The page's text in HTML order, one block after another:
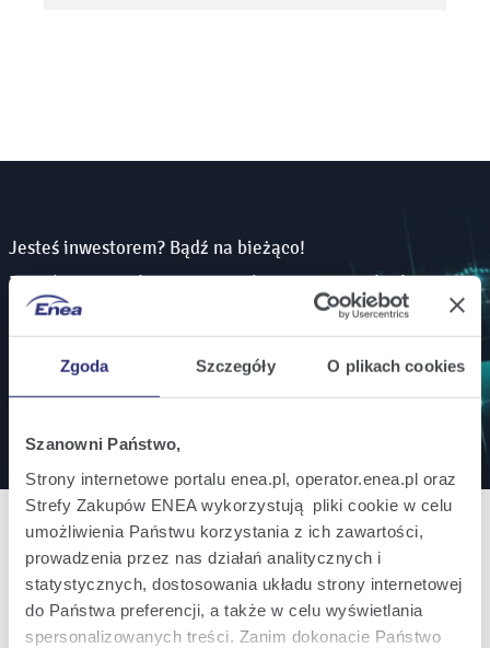
Zgoda Szczegóły O plikach cookies
Szanowni Państwo,
Strony internetowe portalu enea.pl, operator.enea.pl oraz
Strefy Zakupów ENEA wykorzystują pliki cookie w celu
umożliwienia Państwu korzystania z ich zawartości,
prowadzenia przez nas działań analitycznych i
statystycznych, dostosowania układu strony internetowej
do Państwa preferencji, a także w celu wyświetlania
spersonalizowanych treści. Zanim dokonacie Państwo
Jesteś inwestorem? Bądź na bieżąco!
Zamów powiadomienia mailowe o wszystkich
istotnych informacjach ważnych dla inwestorów.
Oferta
Oferta dla domu